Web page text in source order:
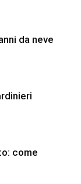
da neve
come